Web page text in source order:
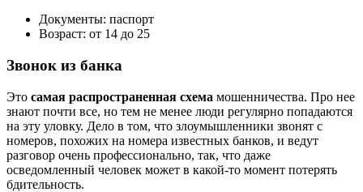
Документы: паспорт
Возраст: от 14 до 25
Звонок из банка
Это самая распространенная схема мошенничества. Про нее
знают почти все, но тем не менее люди регулярно попадаются
на эту уловку. Дело в том, что злоумышленники звонят с
номеров, похожих на номера известных банков, и ведут
разговор очень профессионально, так, что даже
осведомленный человек может в какой-то момент потерять
бдительность.